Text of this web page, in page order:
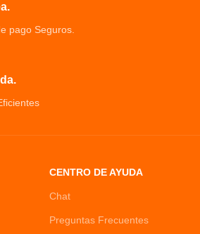
pago Seguros.
CENTRO DE AYUDA
Chat
Preguntas Frecuentes